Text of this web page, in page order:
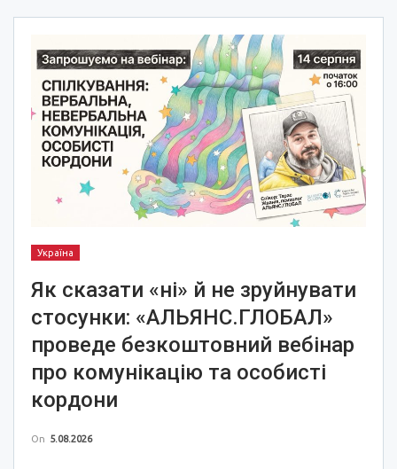
Україна
Як сказати «ні» й не зруйнувати
стосунки: «АЛЬЯНС.ГЛОБАЛ»
проведе безкоштовний вебінар
про комунікацію та особисті
кордони
On 5.08.2026